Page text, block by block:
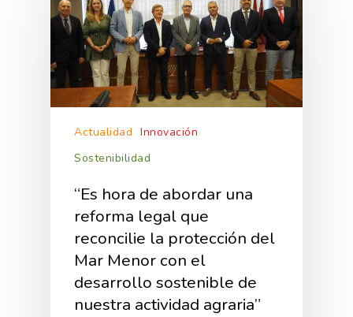
Actualidad Innovación
Sostenibilidad
“Es hora de abordar una
reforma legal que
reconcilie la protección del
Mar Menor con el
desarrollo sostenible de
nuestra actividad agraria”